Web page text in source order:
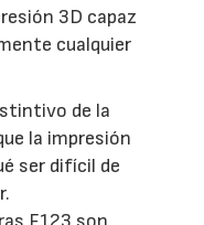
3D capaz
cualquier
de la
la impresión
ser difícil de